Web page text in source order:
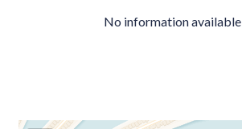
No information available